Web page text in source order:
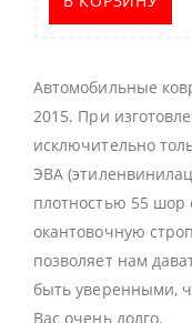
Автомобильные
2015. При
исключительно
ЭВА
плотностью 55 шор
окантовочную
позволяет нам
быть уверенными,
Вас очень долго.